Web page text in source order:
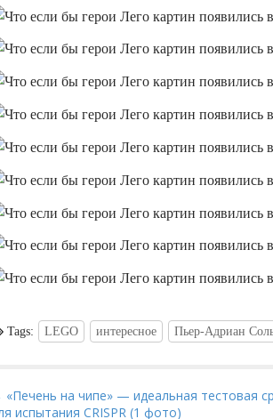
Tags: LEGO интересное Пьер-Адриан
«Печень на чипе» — идеальная тестовая
испытания CRISPR (1 фото)